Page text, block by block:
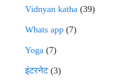
Vidnyan katha (39)
Whats app (7)
Yoga (7)
इंटरनेट(3)